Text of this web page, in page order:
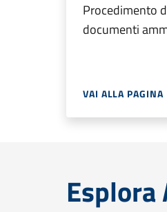
Procedimento
documenti
VAI ALLA PAGINA